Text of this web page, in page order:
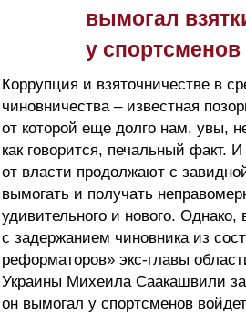
вымогал
у спортсменов
Коррупция и взяточничестве в
чиновничества – известная
от которой еще долго нам, увы,
как говорится, печальный факт.
от власти продолжают с
вымогать и получать
удивительного и нового.
с задержанием чиновника из
реформаторов» экс-главы
Украины Михеила Саакашвили за
он вымогал у спортсменов